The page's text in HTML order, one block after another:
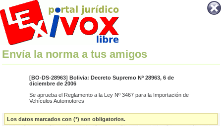
Envía la norma a tus amigos
[BO-DS-28963] Bolivia: Decreto Supremo Nº 28963, 6 de
diciembre de 2006
Se aprueba el Reglamento a la Ley Nº 3467 para la Importación de
Vehículos Automotores
Los datos marcados con (*) son obligatorios.